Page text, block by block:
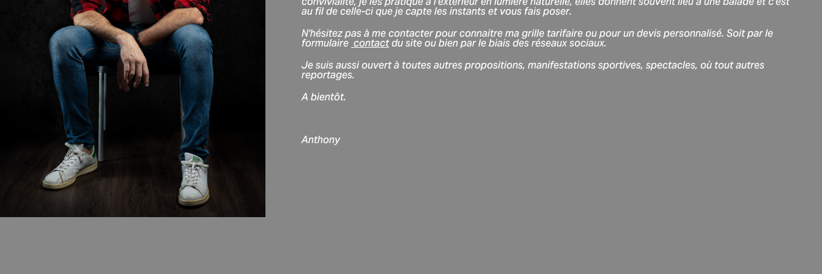
au fil de celle-ci que je capte les instants et vous fais poser.
N'hésitez pas à me contacter pour connaitre ma grille tarifaire ou pour un devis personnalisé. Soit par le
formulaire contactdu site ou bien par le biais des réseaux sociaux.
Je suis aussi ouvert à toutes autres propositions, manifestations sportives, spectacles, où tout autres
reportages.
A bientôt.
Anthony